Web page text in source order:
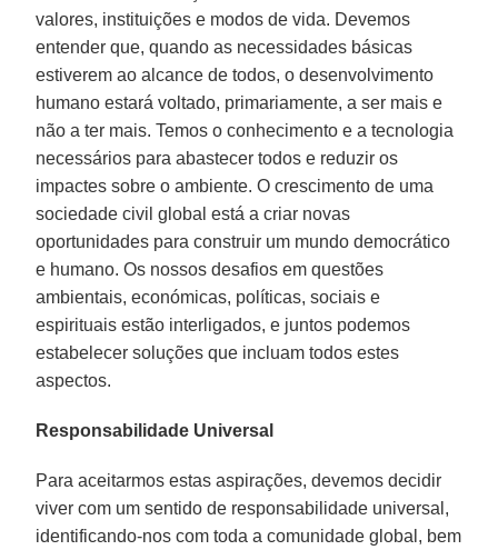
valores, instituições e modos de vida. Devemos
entender que, quando as necessidades básicas
estiverem ao alcance de todos, o desenvolvimento
humano estará voltado, primariamente, a ser mais e
não a ter mais. Temos o conhecimento e a tecnologia
necessários para abastecer todos e reduzir os
impactes sobre o ambiente. O crescimento de uma
sociedade civil global está a criar novas
oportunidades para construir um mundo democrático
e humano. Os nossos desafios em questões
ambientais, económicas, políticas, sociais e
espirituais estão interligados, e juntos podemos
estabelecer soluções que incluam todos estes
aspectos.
Responsabilidade Universal
Para aceitarmos estas aspirações, devemos decidir
viver com um sentido de responsabilidade universal,
identificando-nos com toda a comunidade global, bem